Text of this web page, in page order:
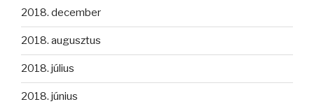
2018. december
2018. augusztus
2018. július
2018. június